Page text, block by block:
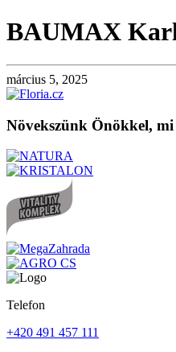
BAUMAX
március 5, 2025
Növekszünk Önökkel,
Telefon
+420 491 457 111